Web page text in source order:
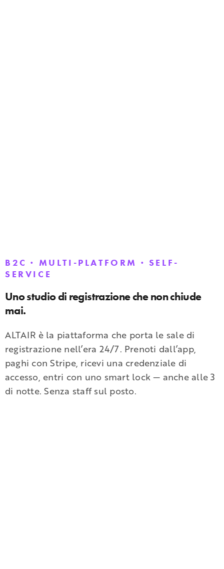
B2C · MULTI-PLATFORM · SELF-
SERVICE
Uno studio di registrazione che non chiude
mai.
ALTAIR è la piattaforma che porta le sale di
registrazione nell’era 24/7. Prenoti dall’app,
paghi con Stripe, ricevi una credenziale di
accesso, entri con uno smart lock — anche alle 3
di notte. Senza staff sul posto.